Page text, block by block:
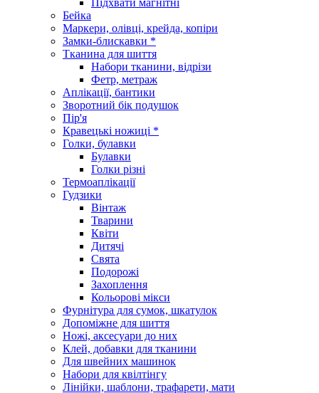
Бейка
Маркери, олівці, крейда, копіри
Замки-блискавки *
Тканина для шиття
Набори тканини, відрізи
Фетр, метраж
Аплікації, бантики
Зворотний бік подушок
Пір'я
Кравецькі ножиці *
Голки, булавки
Булавки
Голки різні
Термоаплікації
Гудзики
Вінтаж
Тварини
Квіти
Дитячі
Свята
Подорожі
Захоплення
Кольорові мікси
Фурнітура для сумок, шкатулок
Допоміжне для шиття
Ножі, аксесуари до них
Клей, добавки для тканини
Для швейних машинок
Набори для квілтінгу
Лінійки, шаблони, трафарети, мати